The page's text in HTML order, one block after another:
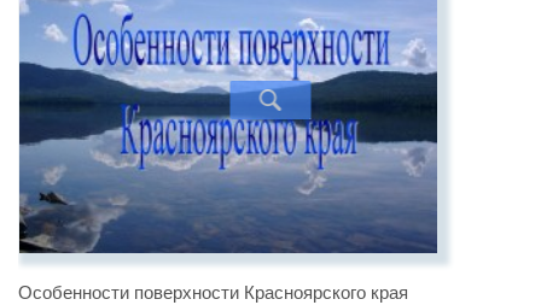
Особенности поверхности Красноярского края